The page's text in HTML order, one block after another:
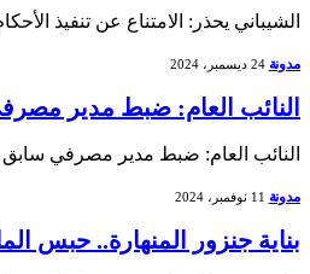
الشيباني يحذر: الامتناع عن تنفيذ
مدونة 24 ديسمبر، 2024
النائب العام: ضبط مدير مصرفي سابق و9 موظفين بتهمة
النائب العام: ضبط مدير مصرفي سابق و9 موظفين بتهمة اختلاس نحو 120 مليون دينار في​ خطوة هامة نحو⁣ مكافحة الفساد المالي، أعلن النائب العام
مدونة 11 نوفمبر، 2024
بناية جنزور المنهارة.. حبس